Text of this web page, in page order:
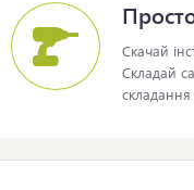
Скачай
Складай
складання